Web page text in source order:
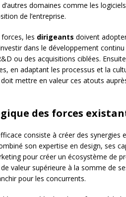
domaines comme les
de l’entreprise.
les dirigeants doivent
dans le développement
ou des acquisitions ciblées.
en adaptant les processus et la
mettre en valeur ces atouts
des forces
consiste à créer des synergies
son expertise en design, ses
pour créer un écosystème de
valeur supérieure à la somme de
pour les concurrents.